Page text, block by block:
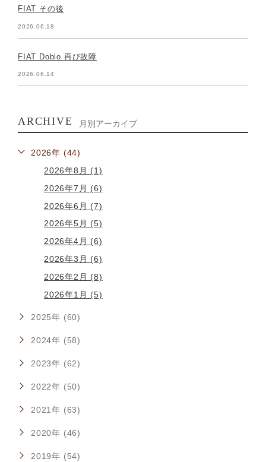
FIAT その後
2026.06.18
FIAT Doblo 再び故障
2026.06.14
ARCHIVE 月別アーカイブ
2026年 (44)
2026年8月 (1)
2026年7月 (6)
2026年6月 (7)
2026年5月 (5)
2026年4月 (6)
2026年3月 (6)
2026年2月 (8)
2026年1月 (5)
2025年 (60)
2024年 (58)
2023年 (62)
2022年 (50)
2021年 (63)
2020年 (46)
2019年 (54)